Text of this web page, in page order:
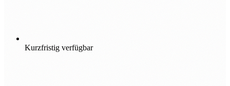
Kurzfristig verfügbar